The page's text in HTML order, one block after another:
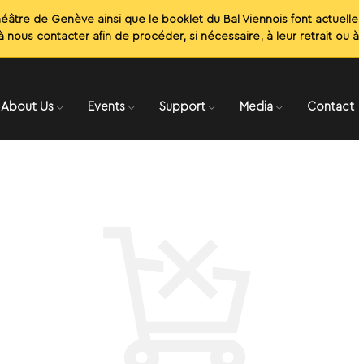
About Us Events Support Media Contact